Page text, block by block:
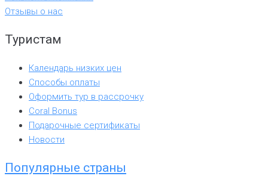
Отзывы о нас
Туристам
Календарь низких цен
Способы оплаты
Оформить тур в рассрочку
Coral Bonus
Подарочные сертификаты
Новости
Популярные страны